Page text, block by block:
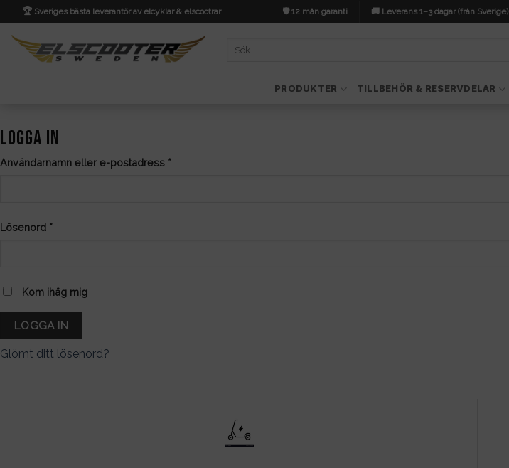
to
content
🏆 Sveriges bästa leverantör av elcyklar & elscootrar 🛡️ 12 mån garanti 🚚 Leverans 1–3 dagar (från Sverige)
PRODUKTER TILLBEHÖR & RESERVDELAR
LOGGA IN
Användarnamn eller e-postadress *Obligatoriskt
Lösenord *Obligatoriskt
Kom ihåg mig
LOGGA IN
Glömt ditt lösenord?